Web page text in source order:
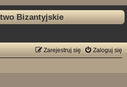
Bizantyjskie
Zaloguj się
Zarejestruj się